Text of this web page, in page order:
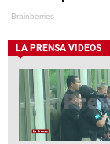
LA PRENSA VIDEOS